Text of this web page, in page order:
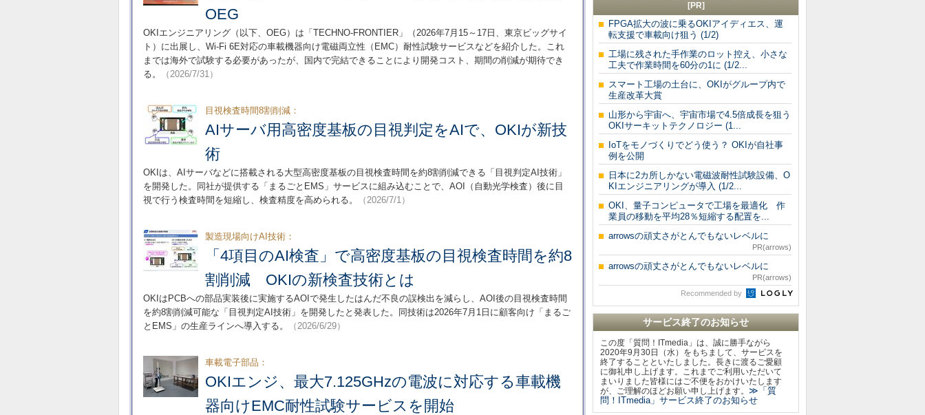
OEG
OKIエンジニアリング（以下、OEG）は「TECHNO-FRONTIER」（2026年7月15～17日、東京ビッグサイ
ト）に出展し、Wi-Fi 6E対応の車載機器向け電磁両立性（EMC）耐性試験サービスなどを紹介した。これ
までは海外で試験する必要があったが、国内で完結できることにより開発コスト、期間の削減が期待でき
る。
（2026/7/31）
目視検査時間8割削減：
AIサーバ用高密度基板の目視判定をAIで、OKIが新技
術
OKIは、AIサーバなどに搭載される大型高密度基板の目視検査時間を約8割削減できる「目視判定AI技術」
を開発した。同社が提供する「まるごとEMS」サービスに組み込むことで、AOI（自動光学検査）後に目
視で行う検査時間を短縮し、検査精度を高められる。
（2026/7/1）
製造現場向けAI技術：
「4項目のAI検査」で高密度基板の目視検査時間を約8
割削減 OKIの新検査技術とは
OKIはPCBへの部品実装後に実施するAOIで発生したはんだ不良の誤検出を減らし、AOI後の目視検査時間
を約8割削減可能な「目視判定AI技術」を開発したと発表した。同技術は2026年7月1日に顧客向け「まるご
とEMS」の生産ラインへ導入する。
（2026/6/29）
車載電子部品：
OKIエンジ、最大7.125GHzの電波に対応する車載機
器向けEMC耐性試験サービスを開始
[PR]
FPGA拡大の波に乗るOKIアイディエス、運
転支援で車載向け狙う (1/2)
工場に残された手作業のロット控え、小さな
工夫で作業時間を60分の1に (1/2...
スマート工場の土台に、OKIがグループ内で
生産改革大賞
山形から宇宙へ、宇宙市場で4.5倍成長を狙う
OKIサーキットテクノロジー (1...
IoTをモノづくりでどう使う？ OKIが自社事
例を公開
日本に2カ所しかない電磁波耐性試験設備、O
KIエンジニアリングが導入 (1/2...
OKI、量子コンピュータで工場を最適化 作
業員の移動を平均28％短縮する配置を...
arrowsの頑丈さがとんでもないレベルに
PR(arrows)
arrowsの頑丈さがとんでもないレベルに
PR(arrows)
Recommended by
サービス終了のお知らせ
この度「質問！ITmedia」は、誠に勝手ながら
2020年9月30日（水）をもちまして、サービスを
終了することといたしました。長きに渡るご愛顧
に御礼申し上げます。これまでご利用いただいて
まいりました皆様にはご不便をおかけいたします
が、ご理解のほどお願い申し上げます。 ≫「質
問！ITmedia」サービス終了のお知らせ